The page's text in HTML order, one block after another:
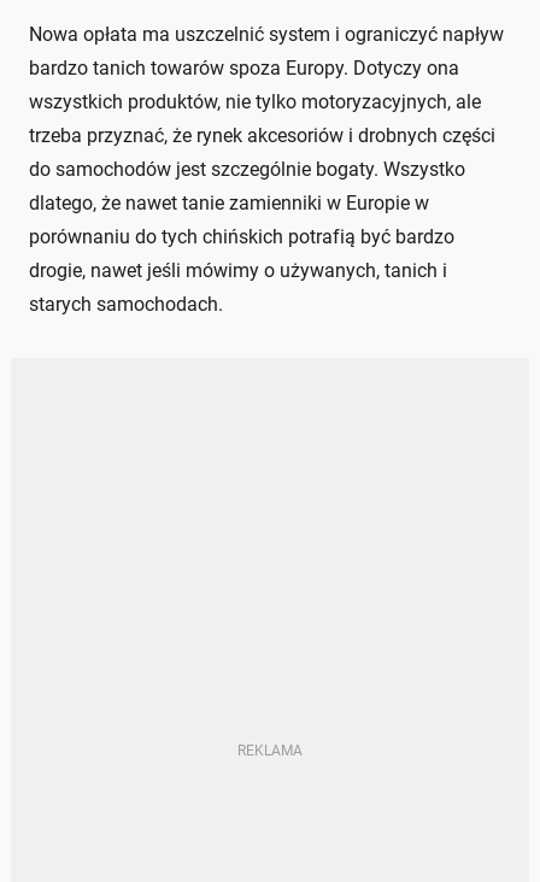
Nowa opłata ma uszczelnić system i ograniczyć napływ
bardzo tanich towarów spoza Europy. Dotyczy ona
wszystkich produktów, nie tylko motoryzacyjnych, ale
trzeba przyznać, że rynek akcesoriów i drobnych części
do samochodów jest szczególnie bogaty. Wszystko
dlatego, że nawet tanie zamienniki w Europie w
porównaniu do tych chińskich potrafią być bardzo
drogie, nawet jeśli mówimy o używanych, tanich i
starych samochodach.